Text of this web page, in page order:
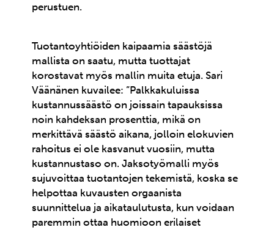
perustuen.
Tuotantoyhtiöiden kaipaamia säästöjä
mallista on saatu, mutta tuottajat
korostavat myös mallin muita etuja. Sari
Väänänen kuvailee: ”Palkkakuluissa
kustannussäästö on joissain tapauksissa
noin kahdeksan prosenttia, mikä on
merkittävä säästö aikana, jolloin elokuvien
rahoitus ei ole kasvanut vuosiin, mutta
kustannustaso on. Jaksotyömalli myös
sujuvoittaa tuotantojen tekemistä, koska se
helpottaa kuvausten orgaanista
suunnittelua ja aikataulutusta, kun voidaan
paremmin ottaa huomioon erilaiset